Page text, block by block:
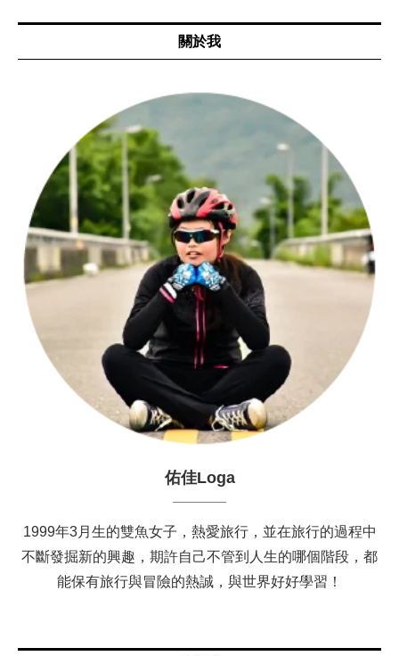
關於我
佑佳Loga
1999年3月生的雙魚女子，熱愛旅行，並在旅行的過程中
不斷發掘新的興趣，期許自己不管到人生的哪個階段，都
能保有旅行與冒險的熱誠，與世界好好學習！